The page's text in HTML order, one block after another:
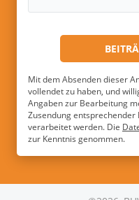
Mit dem Absenden dieser
vollendet zu haben, und
Angaben zur Bearbeitung
Zusendung
verarbeitet werden. Die
zur Kenntnis genommen.